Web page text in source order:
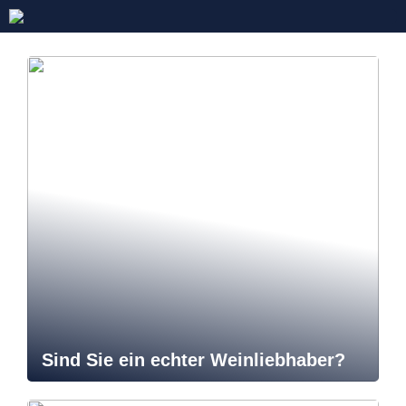
Sind Sie ein echter Weinliebhaber?